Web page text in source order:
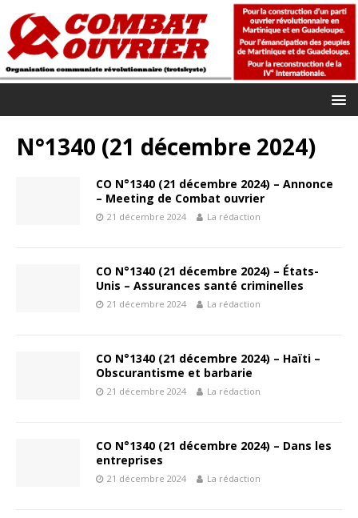
N°1340 (21 décembre 2024)
CO N°1340 (21 décembre 2024) – Annonce
– Meeting de Combat ouvrier
21 décembre 2024 La rédaction
CO N°1340 (21 décembre 2024) – États-
Unis – Assurances santé criminelles
21 décembre 2024 La rédaction
CO N°1340 (21 décembre 2024) – Haïti –
Obscurantisme et barbarie
21 décembre 2024 La rédaction
CO N°1340 (21 décembre 2024) – Dans les
entreprises
21 décembre 2024 La rédaction